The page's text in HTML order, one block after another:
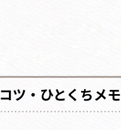
コツ・ひとくちメモ